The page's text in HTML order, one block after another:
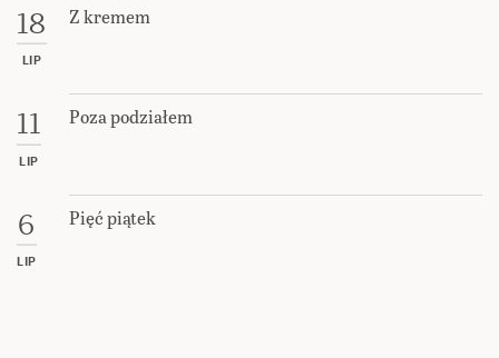
18
LIP
Z kremem
11
LIP
Poza podziałem
6
LIP
Pięć piątek